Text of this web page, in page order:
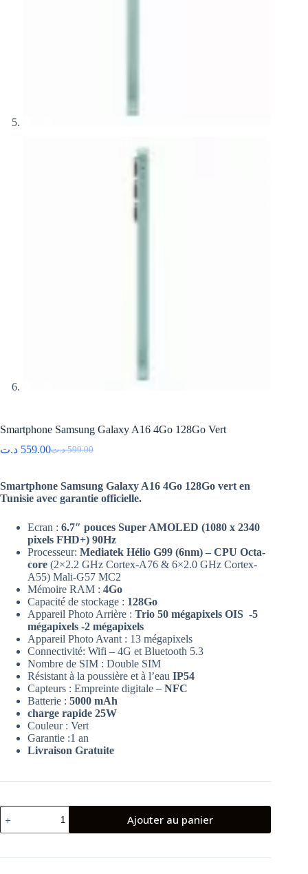
Smartphone Samsung Galaxy A16 4Go 128Go Vert
599.00 د.تLe
était :
599.00 د.ت.
559.00 د.ت
Le
est :
559.00 د.ت.
Smartphone Samsung Galaxy A16 4Go 128Go vert en
Tunisie avec garantie officielle.
Ecran : 6.7″ pouces Super AMOLED (1080 x 2340
pixels FHD+) 90Hz
Processeur: Mediatek Hélio G99 (6nm) – CPU Octa-
core (2×2.2 GHz Cortex-A76 & 6×2.0 GHz Cortex-
A55) Mali-G57 MC2
Mémoire RAM : 4Go
Capacité de stockage : 128Go
Appareil Photo Arrière : Trio 50 mégapixels OIS -5
mégapixels -2 mégapixels
Appareil Photo Avant : 13 mégapixels
Connectivité: Wifi – 4G et Bluetooth 5.3
Nombre de SIM : Double SIM
Résistant à la poussière et à l’eau IP54
Capteurs : Empreinte digitale – NFC
Batterie : 5000 mAh
charge rapide 25W
Couleur : Vert
Garantie :1 an
Livraison Gratuite
quantité
de
Smartphone
Galaxy
Ajouter au panier